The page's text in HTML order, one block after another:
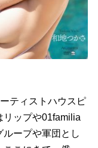
ティストハウスピ
リップや01familia
ープや軍団とし